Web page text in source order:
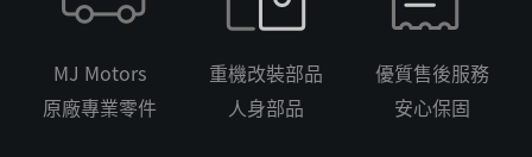
MJ Motors
原廠專業零件
重機改裝部品
人身部品
優質售後服務
安心保固